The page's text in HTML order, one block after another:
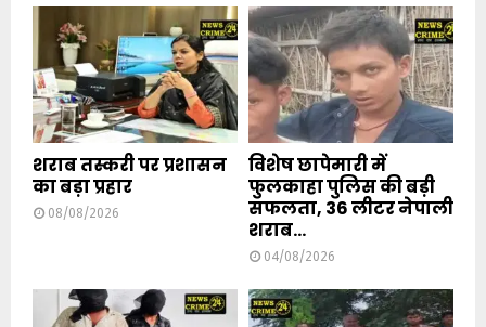
शराब तस्करी पर प्रशासन
का बड़ा प्रहार
08/08/2026
विशेष छापेमारी में
फुलकाहा पुलिस की बड़ी
सफलता, 36 लीटर नेपाली
शराब...
04/08/2026